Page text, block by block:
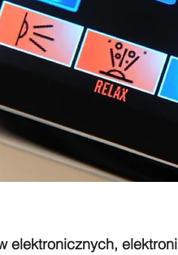
elektronicznych,